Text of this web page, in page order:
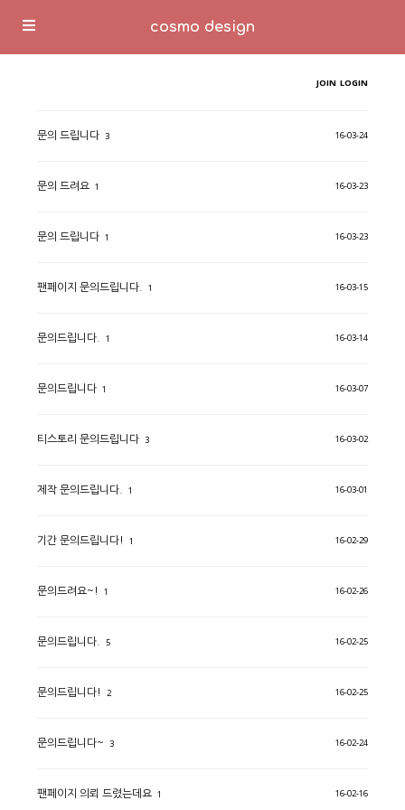
cosmo design
JOIN LOGIN
문의 드립니다 3 16-03-24
문의 드려요 1 16-03-23
문의 드립니다 1 16-03-23
팬페이지 문의드립니다. 1 16-03-15
문의드립니다. 1 16-03-14
문의드립니다 1 16-03-07
티스토리 문의드립니다 3 16-03-02
제작 문의드립니다. 1 16-03-01
기간 문의드립니다! 1 16-02-29
문의드려요~! 1 16-02-26
문의드립니다. 5 16-02-25
문의드립니다! 2 16-02-25
문의드립니다~ 3 16-02-24
팬페이지 의뢰 드렸는데요 1 16-02-16